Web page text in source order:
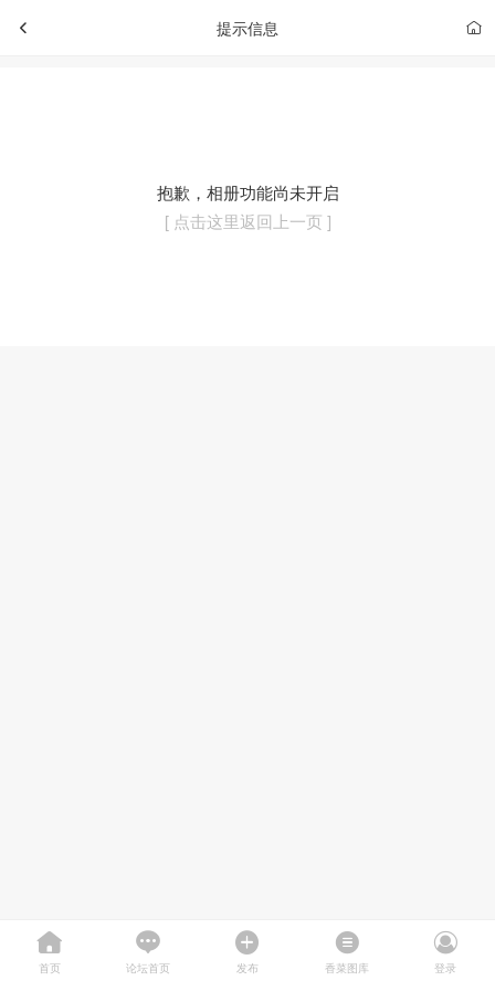
提示信息
抱歉，相册功能尚未开启
[ 点击这里返回上一页 ]
首页 论坛首页 发布 香菜图库 登录